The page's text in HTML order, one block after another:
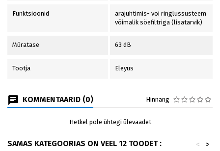
Funktsioonid
ärajuhtimis- või ringlussüsteem
võimalik söefiltriga (lisatarvik)
Müratase 63 dB
Tootja Eleyus
KOMMENTAARID (0) Hinnang
Hetkel pole ühtegi ülevaadet
SAMAS KATEGOORIAS ON VEEL 12 TOODET : >
<